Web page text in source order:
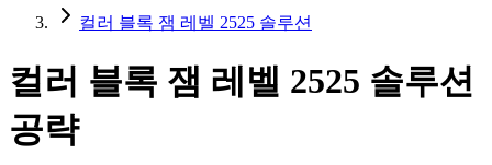
컬러 블록 잼 레벨 2525 솔루션
컬러 블록 잼 레벨 2525 솔루션
공략